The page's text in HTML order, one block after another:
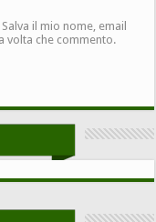
Salva il mio nome, email
volta che commento.